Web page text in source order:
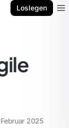
Loslegen
2025